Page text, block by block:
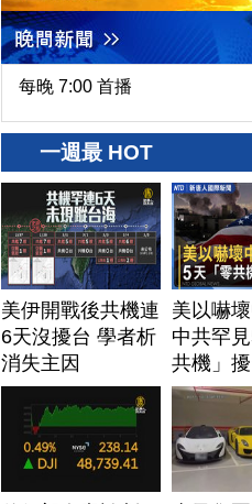
每晚 7:00 首播
一週最 HOT
美伊開戰後共機連
6天沒擾台 學者析
消失主因
美以嚇
中共罕
共機」